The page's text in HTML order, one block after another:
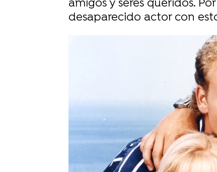
amigos y seres queridos.
desaparecido actor con